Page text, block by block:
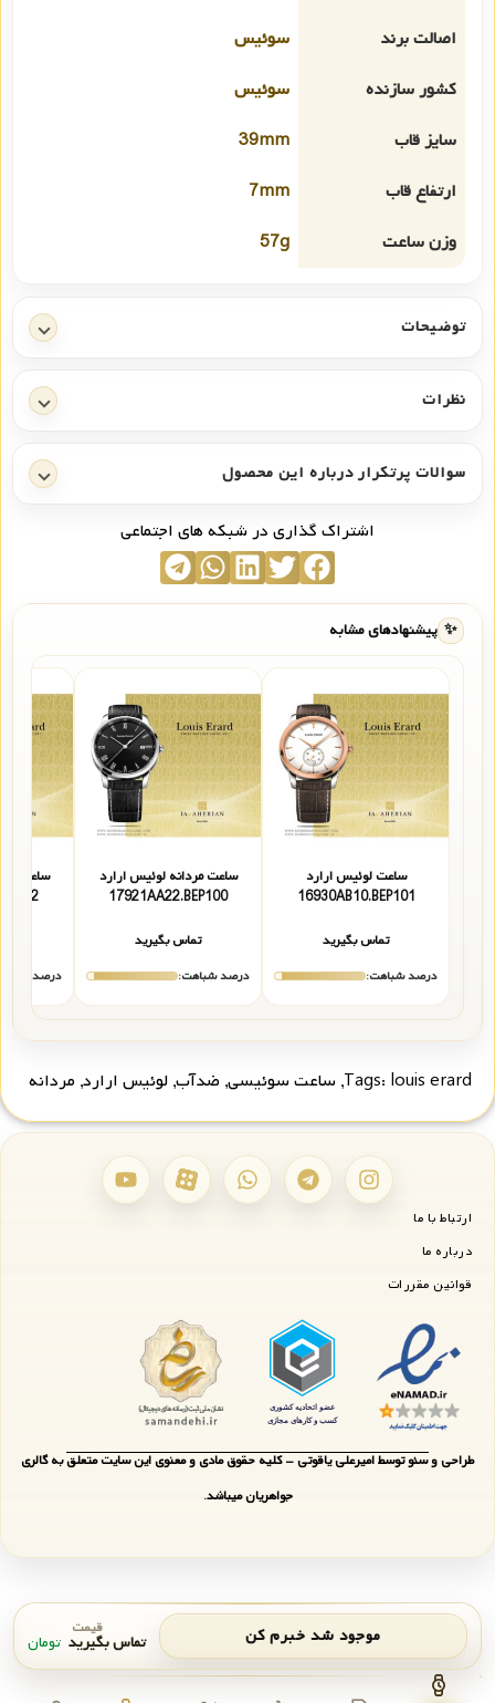
موجود شد خبرم کن قیمت
تماس بگیرید تومان
اصالت برند
سوئیس
کشور سازنده
سوئیس
سایز قاب
39mm
ارتفاع قاب
7mm
وزن ساعت
57g
توضیحات
نظرات
سوالات پرتکرار درباره این محصول
اشتراک گذاری در شبکه های اجتماعی
✨ پیشنهادهای مشابه
ساعت لوئیس ارارد
16930AB10.BEP101
تماس بگیرید
درصد شباهت:
ساعت مردانه لوئیس ارارد
17921AA22.BEP100
تماس بگیرید
درصد شباهت:
ساعت
درصد
Tags: louis erard
, ساعت سوئیسی, ضدآب, لوئیس ارارد, مردانه
ارتباط با ما
درباره ما
قوانین مقررات
طراحی و سئو توسط امیرعلی یاقوتی - کلیه حقوق مادی و معنوی این سایت متعلق به گالری
جواهریان میباشد.